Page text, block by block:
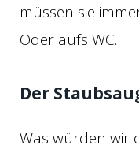
müssen sie
Oder aufs WC.
Der
Was würden wir